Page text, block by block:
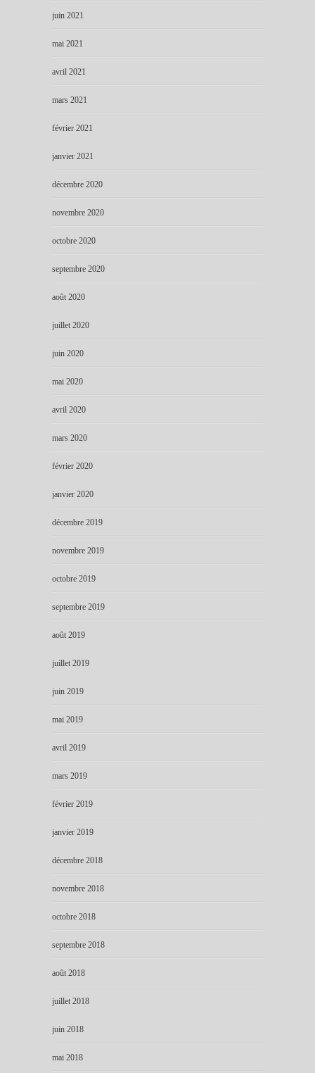
juin 2021
mai 2021
avril 2021
mars 2021
février 2021
janvier 2021
décembre 2020
novembre 2020
octobre 2020
septembre 2020
août 2020
juillet 2020
juin 2020
mai 2020
avril 2020
mars 2020
février 2020
janvier 2020
décembre 2019
novembre 2019
octobre 2019
septembre 2019
août 2019
juillet 2019
juin 2019
mai 2019
avril 2019
mars 2019
février 2019
janvier 2019
décembre 2018
novembre 2018
octobre 2018
septembre 2018
août 2018
juillet 2018
juin 2018
mai 2018